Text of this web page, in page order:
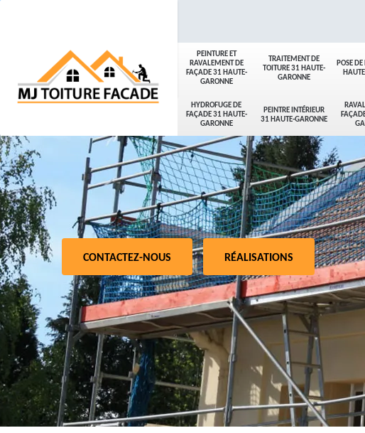
PEINTURE ET
RAVALEMENT DE
FAÇADE 31 HAUTE-
GARONNE
TRAITEMENT DE
TOITURE 31 HAUTE-
GARONNE
POSE
HYDROFUGE DE
FAÇADE 31 HAUTE-
GARONNE
PEINTRE INTÉRIEUR
31 HAUTE-GARONNE
CONTACTEZ-NOUS RÉALISATIONS